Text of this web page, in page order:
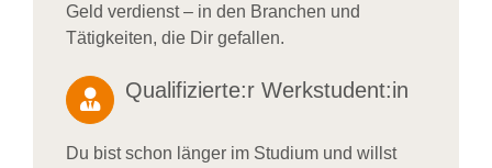
Geld verdienst – in den Branchen und
Tätigkeiten, die Dir gefallen.
Qualifizierte:r Werkstudent:in
Du bist schon länger im Studium und willst